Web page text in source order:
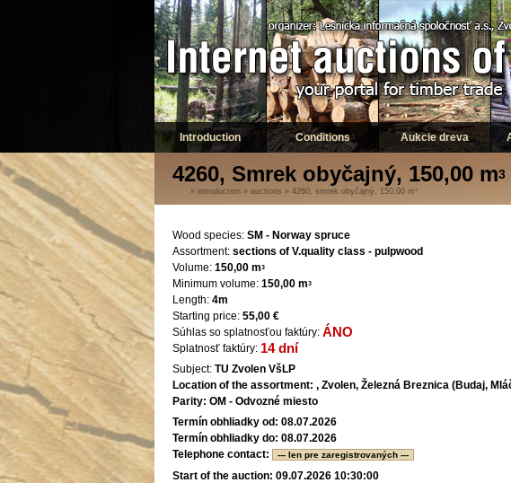
Introduction Conditions Aukcie dreva
4260, Smrek obyčajný, 150,00 m3
» introduction » auctions » 4260, smrek obyčajný, 150,00 m 3
Wood species: SM - Norway spruce
Assortment: sections of V.quality class - pulpwood
Volume: 150,00 m3
Minimum volume: 150,00 m3
Length: 4m
Starting price: 55,00 €
Súhlas so splatnosťou faktúry: ÁNO
Splatnosť faktúry: 14 dní
Subject: TU Zvolen VšLP
Location of the assortment: , Zvolen, Železná Breznica (Budaj,
Parity: OM - Odvozné miesto
Termín obhliadky od: 08.07.2026
Termín obhliadky do: 08.07.2026
Telephone contact:
--- len pre zaregistrovaných ---
Start of the auction: 09.07.2026 10:30:00